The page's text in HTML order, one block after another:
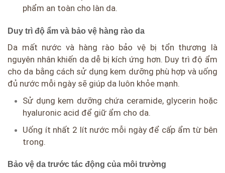
phẩm an toàn cho làn da.
Duy trì độ ẩm và bảo vệ hàng rào da
Da mất nước và hàng rào bảo vệ bị tổn thương là
nguyên nhân khiến da dễ bị kích ứng hơn. Duy trì độ ẩm
cho da bằng cách sử dụng kem dưỡng phù hợp và uống
đủ nước mỗi ngày sẽ giúp da luôn khỏe mạnh.
Sử dụng kem dưỡng chứa ceramide, glycerin hoặc
hyaluronic acid để giữ ẩm cho da.
Uống ít nhất 2 lít nước mỗi ngày để cấp ẩm từ bên
trong.
Bảo vệ da trước tác động của môi trường